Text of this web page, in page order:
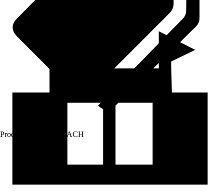
Prodej přes: HORNBACH